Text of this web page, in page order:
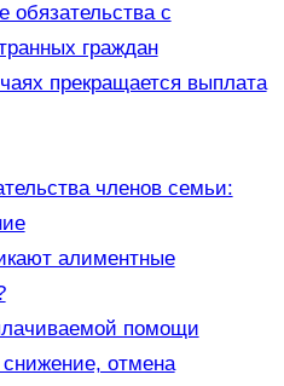
с
граждан
прекращается выплата
членов семьи:
алиментные
помощи
отмена